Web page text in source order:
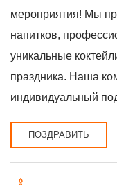
мероприятия! Мы
напитков,
уникальные
праздника. Наша
индивидуальный
ПОЗДРАВИТЬ